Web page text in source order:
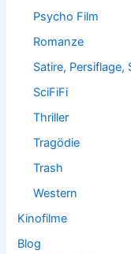
Psycho Film
Romanze
Satire, Persiflage,
SciFiFi
Thriller
Tragödie
Trash
Western
Kinofilme
Blog